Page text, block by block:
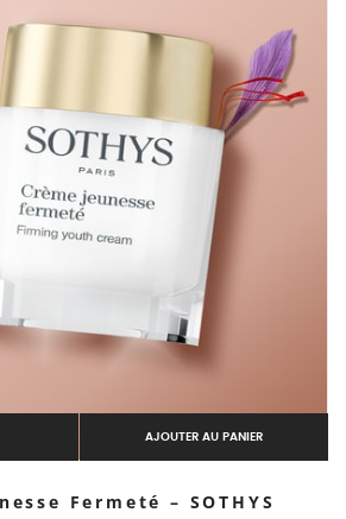
AJOUTER AU PANIER
Fermeté – SOTHYS